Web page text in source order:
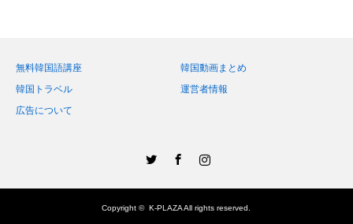
無料韓国語講座
韓国動画まとめ
韓国トラベル
運営者情報
広告について
Copyright ©K-PLAZAAll rights reserved.